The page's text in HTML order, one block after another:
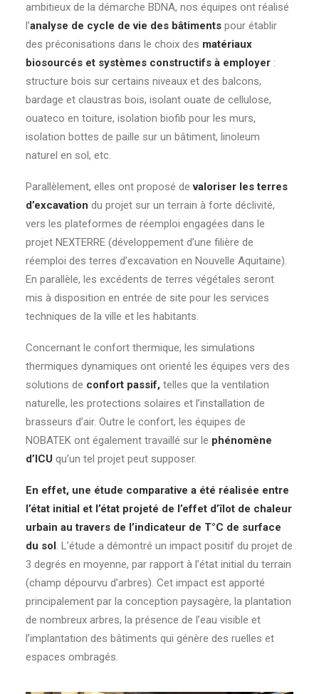
ambitieux de la démarche BDNA, nos équipes ont réalisé
l’analyse de cycle de vie des bâtiments pour établir
des préconisations dans le choix des matériaux
biosourcés et systèmes constructifs à employer :
structure bois sur certains niveaux et des balcons,
bardage et claustras bois, isolant ouate de cellulose,
ouateco en toiture, isolation biofib pour les murs,
isolation bottes de paille sur un bâtiment, linoleum
naturel en sol, etc.
Parallèlement, elles ont proposé devaloriser les terres
d’excavation du projet sur un terrain à forte déclivité,
vers les plateformes de réemploi engagées dans le
projet NEXTERRE (développement d’une filière de
réemploi des terres d’excavation en Nouvelle Aquitaine).
En parallèle, les excédents de terres végétales seront
mis à disposition en entrée de site pour les services
techniques de la ville et les habitants.
Concernant le confort thermique, les simulations
thermiques dynamiques ont orienté les équipes vers des
solutions de confort passif, telles que la ventilation
naturelle, les protections solaires et l’installation de
brasseurs d’air. Outre le confort, les équipes de
NOBATEK ont également travaillé sur le phénomène
d’ICU qu’un tel projet peut supposer.
En effet, une étude comparative a été réalisée entre
l’état initial et l’état projeté de l’effet d’îlot de chaleur
urbain au travers de l’indicateur de T°C de surface
du sol. L’étude a démontré un impact positif du projet de
3 degrés en moyenne, par rapport à l’état initial du terrain
(champ dépourvu d’arbres). Cet impact est apporté
principalement par la conception paysagère, la plantation
de nombreux arbres, la présence de l’eau visible et
l’implantation des bâtiments qui génère des ruelles et
espaces ombragés.